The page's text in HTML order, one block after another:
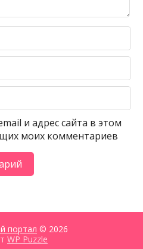
и адрес сайта в этом
моих комментариев
портал © 2026
WP Puzzle